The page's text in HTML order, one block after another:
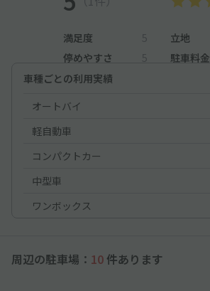
満足度 5 立地
停めやすさ
5 駐車料金
車種ごとの利用実績
オートバイ
軽自動車
コンパクトカー
中型車
ワンボックス
周辺の駐車場： 10 件あります